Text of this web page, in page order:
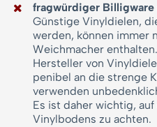
fragwürdiger Billigware
Günstige Vinyldielen,
werden, können immer
Weichmacher
Hersteller von
penibel an die strenge
verwenden
Es ist daher wichtig,
Vinylbodens zu achten.